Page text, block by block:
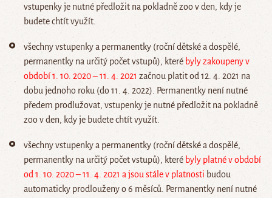
vstupenky je nutné předložit na pokladně zoo v den, kdy je
budete chtít využít.
všechny vstupenky a permanentky (roční dětské a dospělé,
permanentky na určitý počet vstupů), které byly zakoupeny v
období 1. 10. 2020 – 11. 4. 2021 začnou platit od 12. 4. 2021 na
dobu jednoho roku (do 11. 4. 2022). Permanentky není nutné
předem prodlužovat, vstupenky je nutné předložit na pokladně
zoo v den, kdy je budete chtít využít.
všechny vstupenky a permanentky (roční dětské a dospělé,
permanentky na určitý počet vstupů), které byly platné v období
od 1. 10. 2020 – 11. 4. 2021 a jsou stále v platnosti budou
automaticky prodlouženy o 6 měsíců. Permanentky není nutné